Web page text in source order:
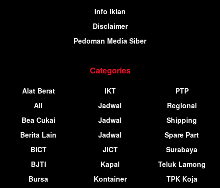
Info Iklan
Disclaimer
Pedoman Media Siber
Categories
Alat Berat
All
Bea Cukai
Berita Lain
BICT
BJTI
Bursa
IKT
Jadwal
Jadwal
Jadwal
JICT
Kapal
Kontainer
PTP
Regional
Shipping
Spare Part
Surabaya
Teluk Lamong
TPK Koja